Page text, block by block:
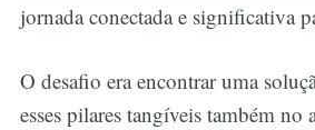
jornada conectada e significativa
O desafio era encontrar uma
esses pilares tangíveis também